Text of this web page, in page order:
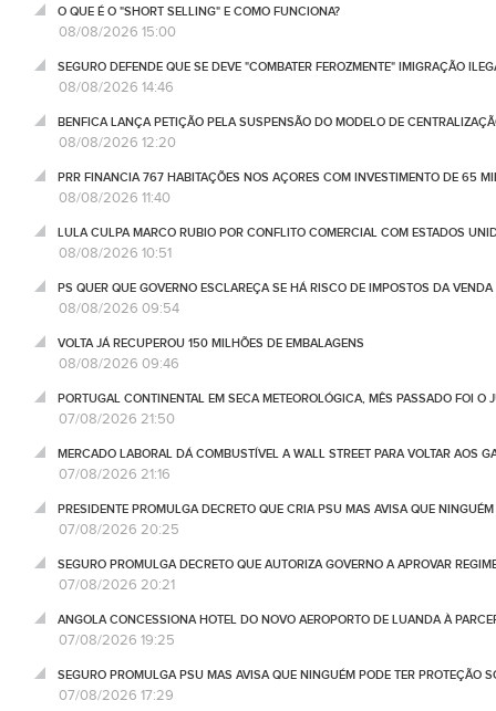
O QUE É O "SHORT SELLING" E COMO FUNCIONA?
08/08/2026 15:00
SEGURO DEFENDE QUE SE DEVE "COMBATER FEROZMENTE" IMIGRAÇÃO
08/08/2026 14:46
BENFICA LANÇA PETIÇÃO PELA SUSPENSÃO DO MODELO DE
08/08/2026 12:20
PRR FINANCIA 767 HABITAÇÕES NOS AÇORES COM INVESTIMENTO DE 65
08/08/2026 11:40
LULA CULPA MARCO RUBIO POR CONFLITO COMERCIAL COM ESTADOS
08/08/2026 10:51
PS QUER QUE GOVERNO ESCLAREÇA SE HÁ RISCO DE IMPOSTOS DA
08/08/2026 09:54
VOLTA JÁ RECUPEROU 150 MILHÕES DE EMBALAGENS
08/08/2026 09:46
PORTUGAL CONTINENTAL EM SECA METEOROLÓGICA, MÊS PASSADO FOI O
07/08/2026 21:50
MERCADO LABORAL DÁ COMBUSTÍVEL A WALL STREET PARA VOLTAR AOS
07/08/2026 21:16
PRESIDENTE PROMULGA DECRETO QUE CRIA PSU MAS AVISA QUE
07/08/2026 20:25
SEGURO PROMULGA DECRETO QUE AUTORIZA GOVERNO A APROVAR
07/08/2026 20:21
ANGOLA CONCESSIONA HOTEL DO NOVO AEROPORTO DE LUANDA À
07/08/2026 19:25
SEGURO PROMULGA PSU MAS AVISA QUE NINGUÉM PODE TER PROTEÇÃO
07/08/2026 17:29